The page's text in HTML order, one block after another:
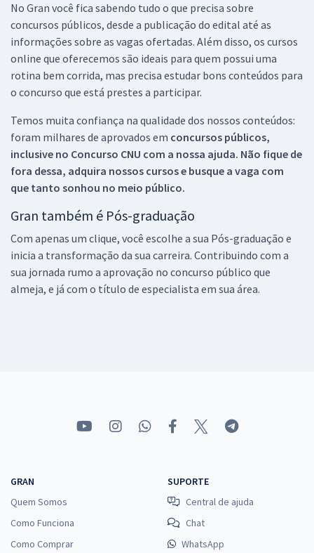
No Gran você fica sabendo tudo o que precisa sobre
concursos públicos, desde a publicação do edital até as
informações sobre as vagas ofertadas. Além disso, os cursos
online que oferecemos são ideais para quem possui uma
rotina bem corrida, mas precisa estudar bons conteúdos para
o concurso que está prestes a participar.
Temos muita confiança na qualidade dos nossos conteúdos:
foram milhares de aprovados em concursos públicos,
inclusive no Concurso CNU com a nossa ajuda. Não fique de
fora dessa, adquira nossos cursos e busque a vaga com
que tanto sonhou no meio público.
Gran também é Pós-graduação
Com apenas um clique, você escolhe a sua Pós-graduação e
inicia a transformação da sua carreira. Contribuindo com a
sua jornada rumo a aprovação no concurso público que
almeja, e já com o título de especialista em sua área.
GRAN
Quem Somos
Como Funciona
Como Comprar
SUPORTE
Central de ajuda
Chat
WhatsApp